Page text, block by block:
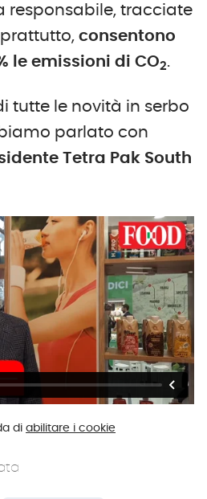
responsabile, tracciate
consentono
le emissioni di CO2.
tutte le novità in serbo
parlato con
Tetra Pak South
di abilitare i cookie